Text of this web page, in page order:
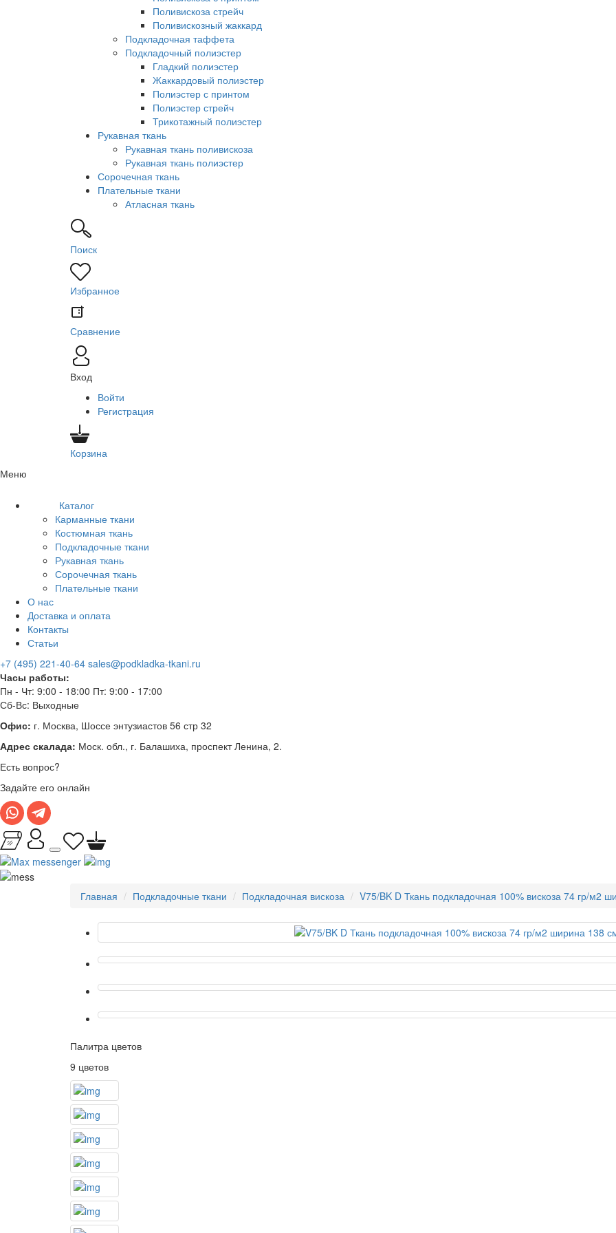
Поливискоза стрейч
Поливискозный жаккард
Подкладочная таффета
Подкладочный полиэстер
Гладкий полиэстер
Жаккардовый полиэстер
Полиэстер с принтом
Полиэстер стрейч
Трикотажный полиэстер
Рукавная ткань
Рукавная ткань поливискоза
Рукавная ткань полиэстер
Сорочечная ткань
Плательные ткани
Атласная ткань
Поиск
Избранное
Сравнение
Вход
Войти
Регистрация
Корзина
Меню
Каталог
Карманные ткани
Костюмная ткань
Подкладочные ткани
Рукавная ткань
Сорочечная ткань
Плательные ткани
О нас
Доставка и оплата
Контакты
Статьи
+7 (495) 221-40-64 sales@podkladka-tkani.ru
Часы работы:
Пн - Чт: 9:00 - 18:00 Пт: 9:00 - 17:00
Сб-Вс: Выходные
Офис: г. Москва, Шоссе энтузиастов 56 стр 32
Адрес скалада: Моск. обл., г. Балашиха, проспект Ленина, 2.
Есть вопрос?
Задайте его онлайн
Главная Подкладочные ткани Подкладочная вискоза V75/BK D Ткань подкладочная 100% вискоза 74 гр/м2
Палитра цветов
9 цветов